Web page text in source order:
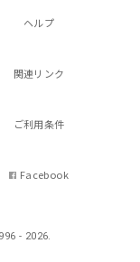
ヘルプ
関連リンク
ご利用条件
Facebook
- 2026.